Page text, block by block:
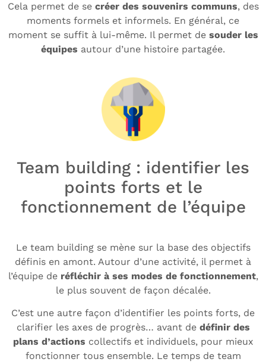
Cela permet de se créer des souvenirs communs, des
moments formels et informels. En général, ce
moment se suffit à lui-même. Il permet de souder les
équipes autour d’une histoire partagée.
Team building : identifier les
points forts et le
fonctionnement de l’équipe
Le team building se mène sur la base des objectifs
définis en amont. Autour d’une activité, il permet à
l’équipe de réfléchir à ses modes de fonctionnement,
le plus souvent de façon décalée.
C’est une autre façon d’identifier les points forts, de
clarifier les axes de progrès… avant de définir des
plans d’actions collectifs et individuels, pour mieux
fonctionner tous ensemble. Le temps de team